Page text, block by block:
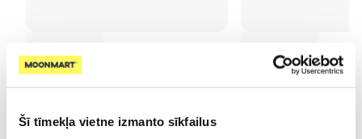
Šī tīmekļa vietne izmanto sīkfailus